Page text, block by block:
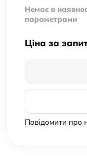
Немає в
параметрами
Ціна за
Повідомити про